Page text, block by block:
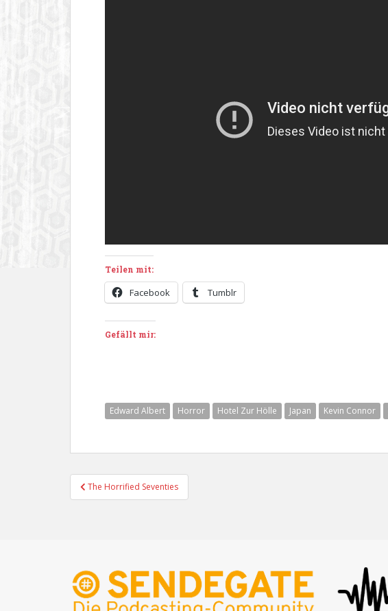
Teilen mit:
Facebook Tumblr
Gefällt mir:
Edward Albert Horror Hotel Zur Hölle Japan Kevin Connor
Beitragsnavigation
The Horrified Seventies